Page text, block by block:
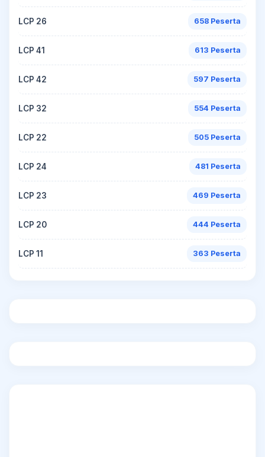
LCP 26 658 Peserta
LCP 41 613 Peserta
LCP 42 597 Peserta
LCP 32 554 Peserta
LCP 22 505 Peserta
LCP 24 481 Peserta
LCP 23 469 Peserta
LCP 20 444 Peserta
LCP 11 363 Peserta